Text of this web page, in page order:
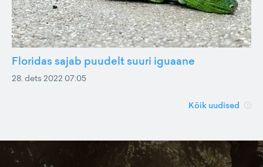
Floridas sajab puudelt suuri iguaane
28. dets 2022 07:05
Kõik uudised